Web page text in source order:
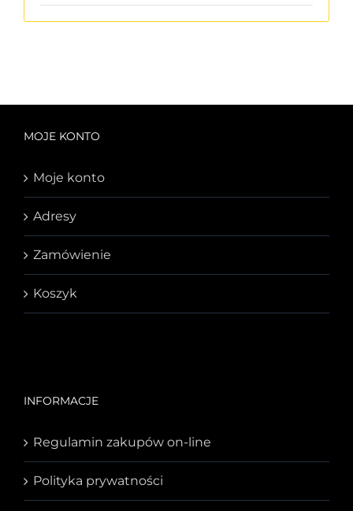
MOJE KONTO
Moje konto
Adresy
Zamówienie
Koszyk
INFORMACJE
Regulamin zakupów on-line
Polityka prywatności